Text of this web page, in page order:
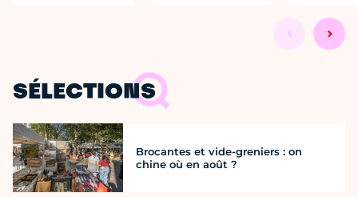
SÉLECTIONS
Brocantes et vide-greniers : on
chine où en août ?